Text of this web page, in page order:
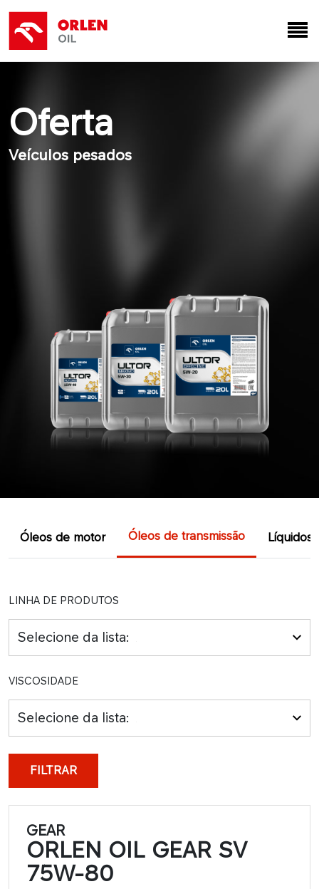
Oferta
Veículos pesados
Óleos de motor Óleos de transmissão Líquidos
LINHA DE PRODUTOS
Selecione da lista:
VISCOSIDADE
Selecione da lista:
FILTRAR
GEAR
ORLEN OIL GEAR SV
75W-80